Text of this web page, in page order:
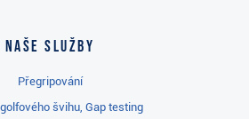
Naše služby
Přegripování
švihu, Gap testing